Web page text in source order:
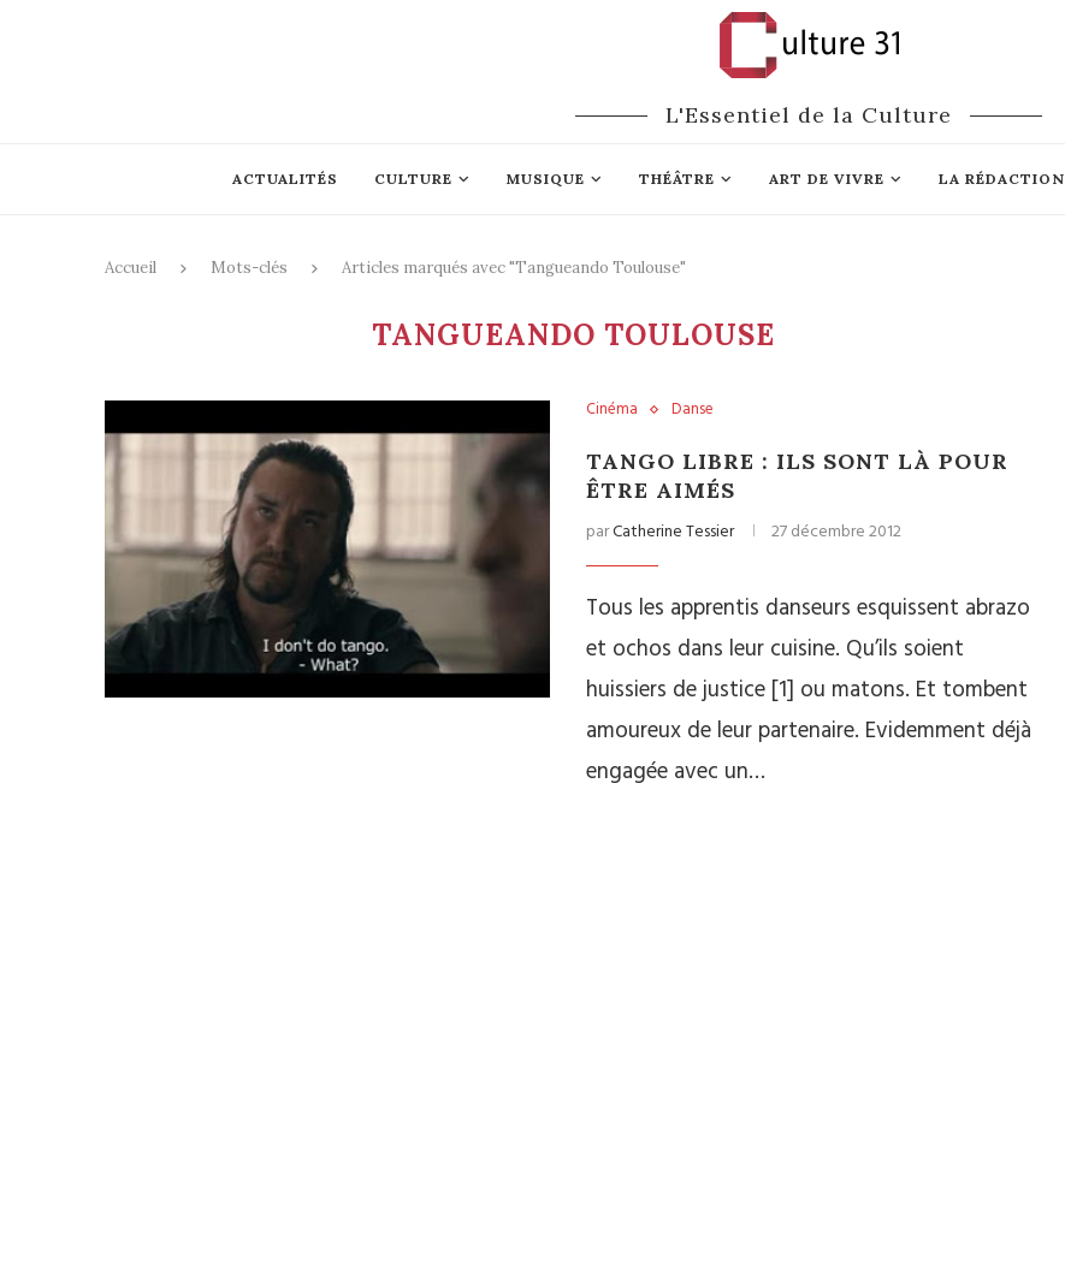
L'Essentiel de la Culture
ACTUALITÉS CULTURE MUSIQUE THÉÂTRE ART DE VIVRE LA RÉDACTION
Accueil Mots-clés Articles marqués avec "Tangueando Toulouse"
TANGUEANDO TOULOUSE
Cinéma Danse
TANGO LIBRE : ILS SONT LÀ POUR
ÊTRE AIMÉS
parCatherine Tessier 27 décembre 2012
Tous les apprentis danseurs esquissent abrazo
et ochos dans leur cuisine. Qu’ils soient
huissiers de justice [1] ou matons. Et tombent
amoureux de leur partenaire. Evidemment déjà
engagée avec un…